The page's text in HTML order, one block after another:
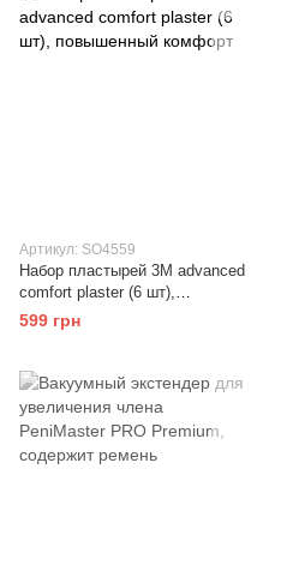
Артикул: SO4559
Набор пластырей 3M advanced
comfort plaster (6 шт),
повышенный комфорт
599 грн